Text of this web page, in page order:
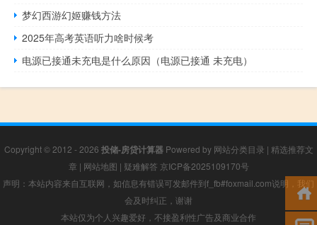
梦幻西游幻姬赚钱方法
2025年高考英语听力啥时候考
电源已接通未充电是什么原因（电源已接通 未充电）
Copyright © 2012 - 2026 投储-房贷计算器Powered by 网站分类目录 | 精选推荐文
章 | 网站地图 | 疑难解答 京ICP备2025109170号
声明：本站内容来自互联网，如信息有错误可发邮件到f_fb#foxmail.com说明，我们
会及时纠正，谢谢
本站仅为个人兴趣爱好，不接盈利性广告及商业合作